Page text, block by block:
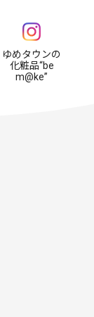
ゆめタウンの
化粧品“be
m@ke”